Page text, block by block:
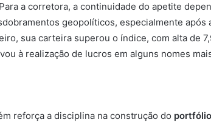
a corretora, a continuidade do apetite
geopolíticos, especialmente após
sua carteira superou o índice, com alta de
à realização de lucros em alguns nomes
reforça a disciplina na construção do portfólio